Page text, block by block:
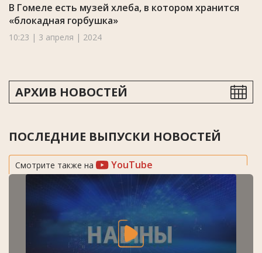
В Гомеле есть музей хлеба, в котором хранится
«блокадная горбушка»
10:23 | 3 апреля | 2024
АРХИВ НОВОСТЕЙ
ПОСЛЕДНИЕ ВЫПУСКИ НОВОСТЕЙ
Смотрите также на YouTube